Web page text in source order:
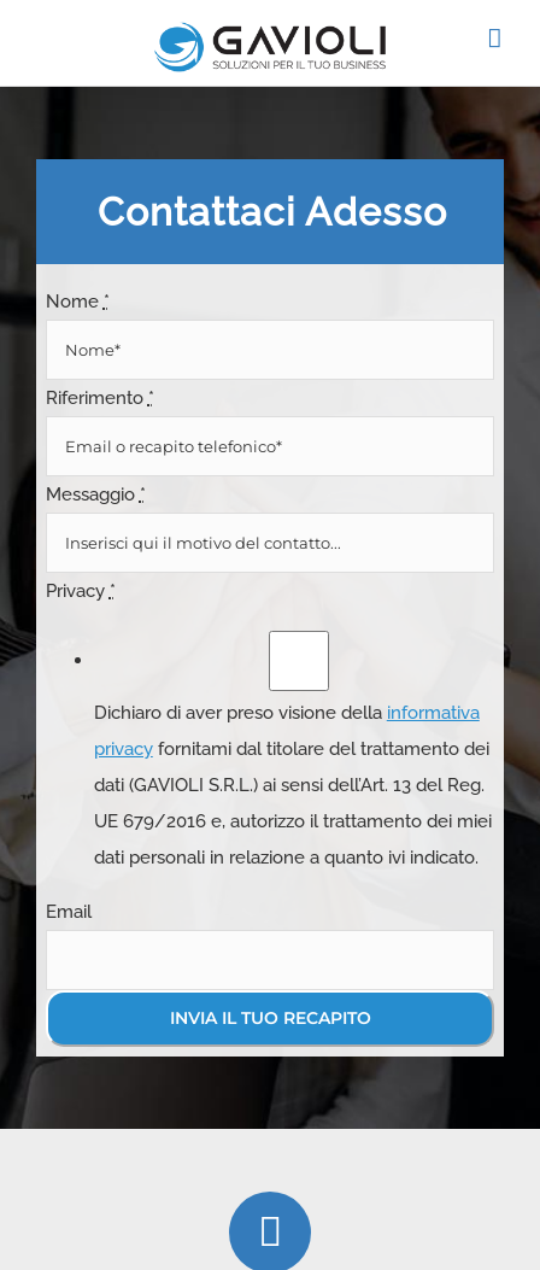
contenuto
Contattaci Adesso
Nome *
Riferimento *
Messaggio *
Privacy *
Dichiaro di aver preso visione della informativa
privacyfornitami dal titolare del trattamento dei
dati (GAVIOLI S.R.L.) ai sensi dell’Art. 13 del Reg.
UE 679/2016 e, autorizzo il trattamento dei miei
dati personali in relazione a quanto ivi indicato.
Email
INVIA IL TUO RECAPITO